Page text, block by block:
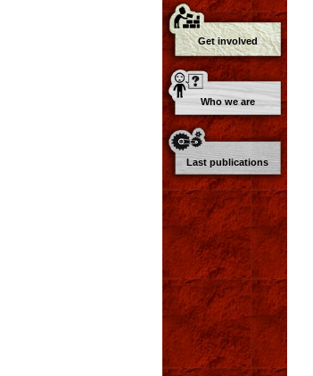
Get involved
Who we are
Last publications